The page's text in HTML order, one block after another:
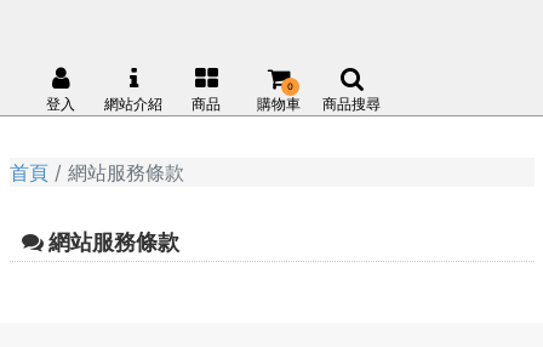
登入 網站介紹 商品 購物車
0
商品搜尋
首頁 網站服務條款
網站服務條款